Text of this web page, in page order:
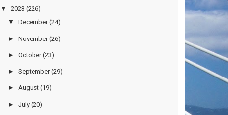
▼ 2023 (226)
▼
December (24)
►November (26)
►October (23)
►September (29)
►August (19)
►July (20)